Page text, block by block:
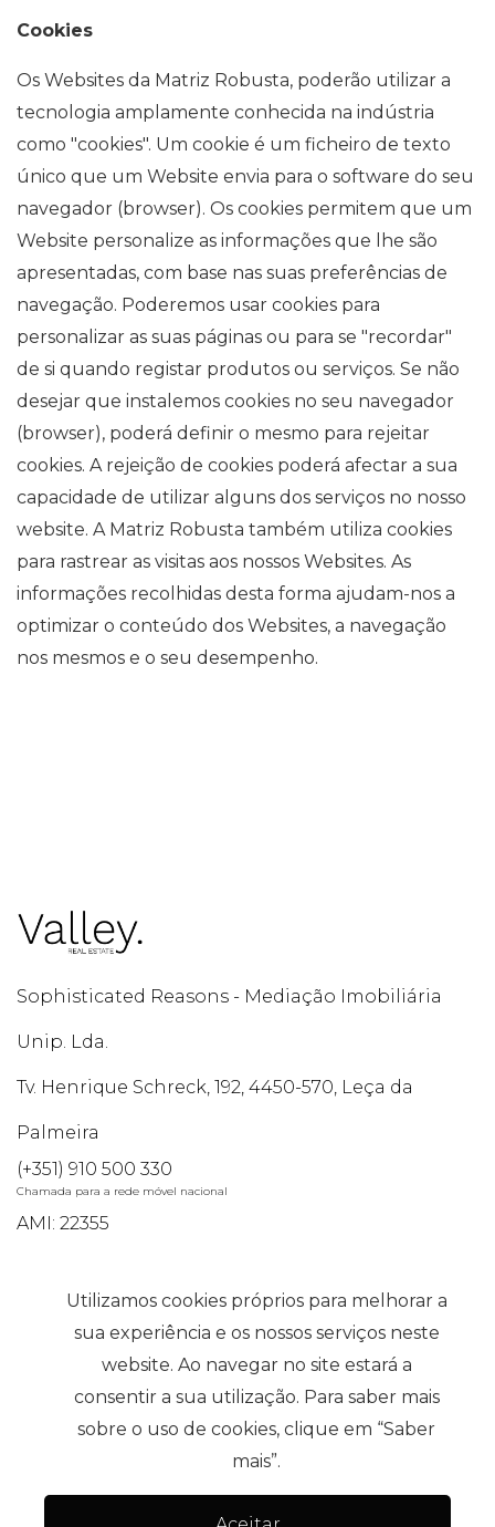
Cookies
Os Websites da Matriz Robusta, poderão utilizar a
tecnologia amplamente conhecida na indústria
como "cookies". Um cookie é um ficheiro de texto
único que um Website envia para o software do seu
navegador (browser). Os cookies permitem que um
Website personalize as informações que lhe são
apresentadas, com base nas suas preferências de
navegação. Poderemos usar cookies para
personalizar as suas páginas ou para se "recordar"
de si quando registar produtos ou serviços. Se não
desejar que instalemos cookies no seu navegador
(browser), poderá definir o mesmo para rejeitar
cookies. A rejeição de cookies poderá afectar a sua
capacidade de utilizar alguns dos serviços no nosso
website. A Matriz Robusta também utiliza cookies
para rastrear as visitas aos nossos Websites. As
informações recolhidas desta forma ajudam-nos a
optimizar o conteúdo dos Websites, a navegação
nos mesmos e o seu desempenho.
Sophisticated Reasons - Mediação Imobiliária
Unip. Lda.
Tv. Henrique Schreck, 192, 4450-570, Leça da
Palmeira
(+351) 910 500 330
Chamada para a rede móvel nacional
AMI: 22355
Pesquisas mais Frequentes
Subscrever
Utilizamos cookies próprios para melhorar a
sua experiência e os nossos serviços neste
website. Ao navegar no site estará a
consentir a sua utilização. Para saber mais
sobre o uso de cookies, clique em “Saber
mais”.